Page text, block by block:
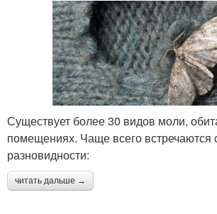
Существует более 30 видов моли,
помещениях. Чаще всего
разновидности:
читать дальше →